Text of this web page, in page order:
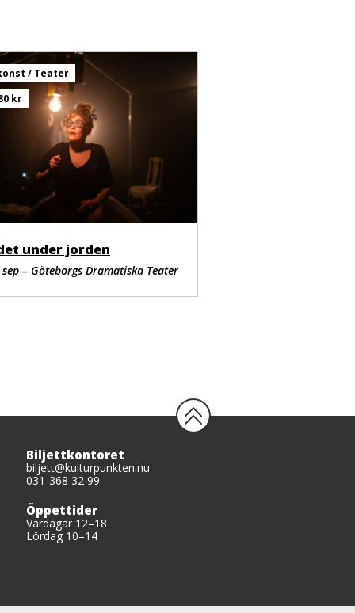
/ Teater
kr
under jorden
– Göteborgs Dramatiska Teater
Biljettkontoret
biljett@kulturpunkten.nu
031-368 32 99
Öppettider
Vardagar 12–18
Lördag 10–14